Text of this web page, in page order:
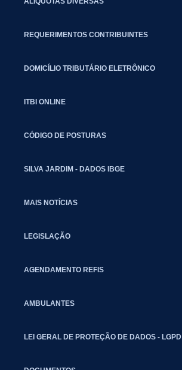
REQUERIMENTOS CONTRIBUINTES
DOMICÍLIO TRIBUTÁRIO ELETRÔNICO
ITBI ONLINE
CÓDIGO DE POSTURAS
SILVA JARDIM - DADOS IBGE
MAIS NOTÍCIAS
LEGISLAÇÃO
AGENDAMENTO REFIS
AMBULANTES
LEI GERAL DE PROTEÇÃO DE DADOS - LGPD